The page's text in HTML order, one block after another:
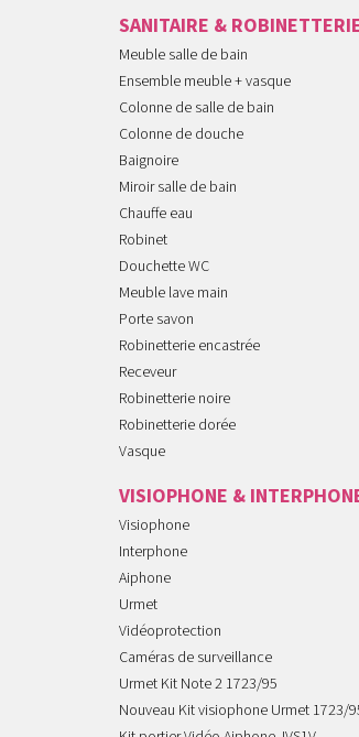
SANITAIRE &
Meuble salle de bain
Ensemble meuble + vasque
Colonne de salle de bain
Colonne de douche
Baignoire
Miroir salle de bain
Chauffe eau
Robinet
Douchette WC
Meuble lave main
Porte savon
Robinetterie encastrée
Receveur
Robinetterie noire
Robinetterie dorée
Vasque
VISIOPHONE &
Visiophone
Interphone
Aiphone
Urmet
Vidéoprotection
Caméras de surveillance
Urmet Kit Note 2 1723/95
Nouveau Kit visiophone Urmet 1723/